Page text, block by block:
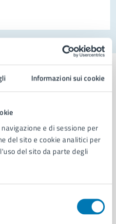
Informazioni sui cookie
e di sessione per
del sito e cookie analitici per
del sito da parte degli